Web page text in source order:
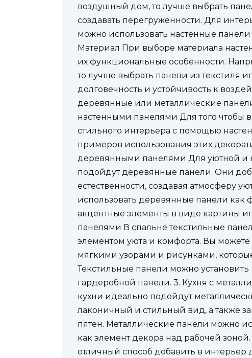
воздушный дом, то лучше выбрать
создавать перегруженности. Для
можно использовать настенные
Материал При выборе материала
их функциональные особенности.
то лучше выбрать панели из текстиля
долговечность и устойчивость к
деревянные или металлические
настенными панелями Для того чтобы
стильного интерьера с помощью
примеров использования этих
деревянными панелями Для уютной и
подойдут деревянные панели. Они
естественности, создавая атмосферу
использовать деревянные панели
акцентные элементы в виде картины
панелями В спальне текстильные
элементом уюта и комфорта. Вы
мягкими узорами и рисунками,
Текстильные панели можно
гардеробной панели. 3. Кухня с
кухни идеально подойдут
лаконичный и стильный вид, а также
пятен. Металлические панели можно
как элемент декора над рабочей
отличный способ добавить в